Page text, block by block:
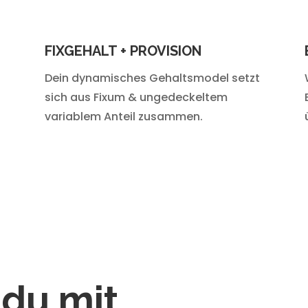
FIXGEHALT + PROVISION
Dein dynamisches Gehaltsmodel setzt
sich aus Fixum & ungedeckeltem
variablem Anteil zusammen.